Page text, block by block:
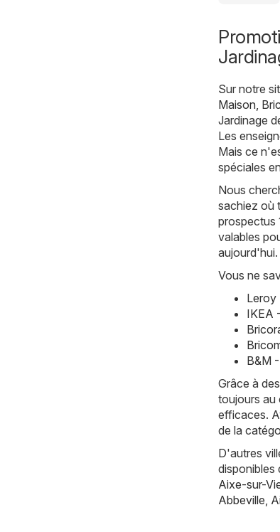
Sur notre
Maison,
Jardinage
Les
Mais ce
spéciales
Nous
sachiez où
prospectus
valables
aujourd'hui.
Vous ne
Leroy
IKEA
B&M
Grâce à
toujours au
efficaces.
de la
D'autres
disponibles
Aixe-sur-
Abbeville